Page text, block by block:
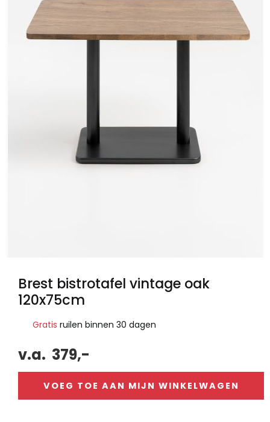
Brest bistrotafel vintage oak
120x75cm
Gratis ruilen binnen 30 dagen
v.a. 379,-
VOEG TOE AAN MIJN WINKELWAGEN